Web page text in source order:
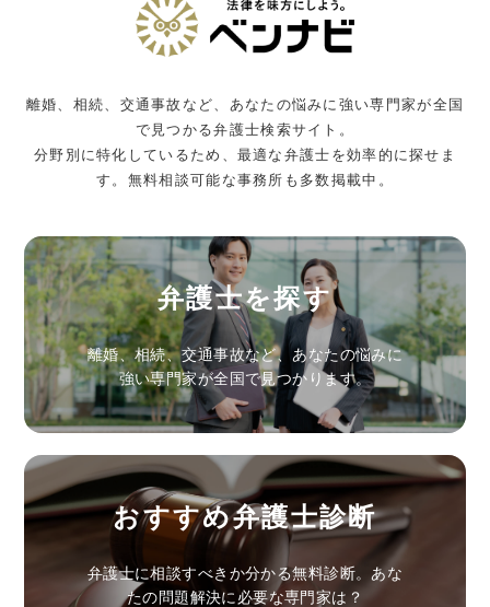
離婚、相続、交通事故など、あなたの悩みに強い専門家が全国
で見つかる弁護士検索サイト。
分野別に特化しているため、最適な弁護士を効率的に探せま
す。無料相談可能な事務所も多数掲載中。
弁護士を探す
離婚、相続、交通事故など、あなたの悩みに
強い専門家が全国で見つかります。
おすすめ弁護士診断
弁護士に相談すべきか分かる無料診断。あな
たの問題解決に必要な専門家は？